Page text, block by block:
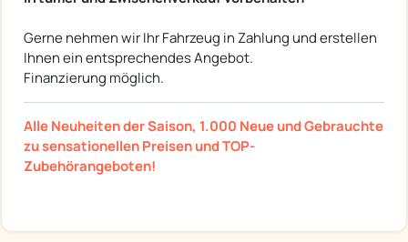
Gerne nehmen wir Ihr Fahrzeug in Zahlung und erstellen
Ihnen ein entsprechendes Angebot.
Finanzierung möglich.
Alle Neuheiten der Saison, 1.000 Neue und Gebrauchte
zu sensationellen Preisen und TOP-
Zubehörangeboten!